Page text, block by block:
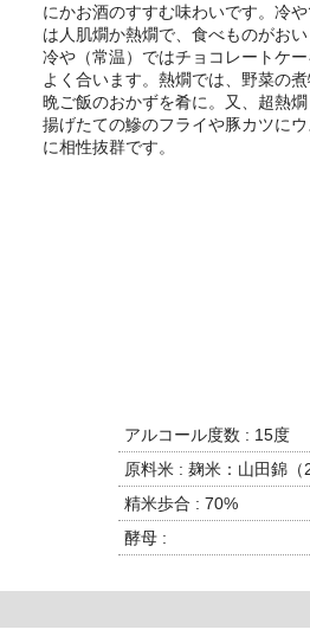
にかお酒のすすむ味わいです。冷
は人肌燗か熱燗で、食べものがおい
冷や（常温）ではチョコレートケ
よく合います。熱燗では、野菜の
晩ご飯のおかずを肴に。又、超熱燗
揚げたての鰺のフライや豚カツに
に相性抜群です。
アルコール度数 : 15度
原料米 : 麹米：山田錦
精米歩合 : 70%
酵母 :